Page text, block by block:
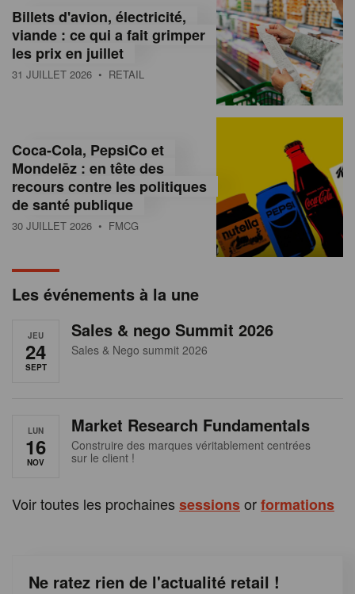
s
s
u
e
e
a
Billets d'avion, électricité,
viande : ce qui a fait grimper
les prix en juillet
31 JUILLET 2026 • RETAIL
Coca-Cola, PepsiCo et
Mondelēz : en tête des
recours contre les politiques
de santé publique
30 JUILLET 2026 • FMCG
Les événements à la une
JEU
24
SEPT
Sales & nego Summit 2026
Sales & Nego summit 2026
LUN
16
NOV
Market Research Fundamentals
Construire des marques véritablement centrées
sur le client !
Voir toutes les prochaines sessionsorformations
Ne ratez rien de l'actualité retail !